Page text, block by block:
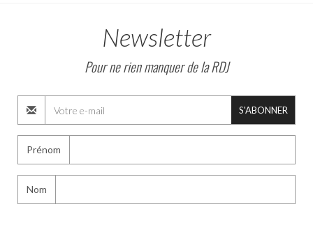
Newsletter
Pour ne rien manquer de la RDJ
S'ABONNER
Prénom
Nom